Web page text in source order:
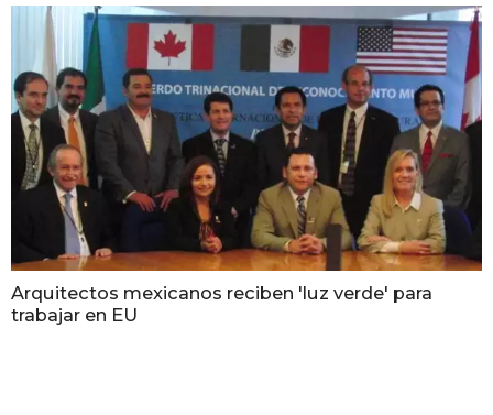
Arquitectos mexicanos reciben 'luz verde' para
trabajar en EU